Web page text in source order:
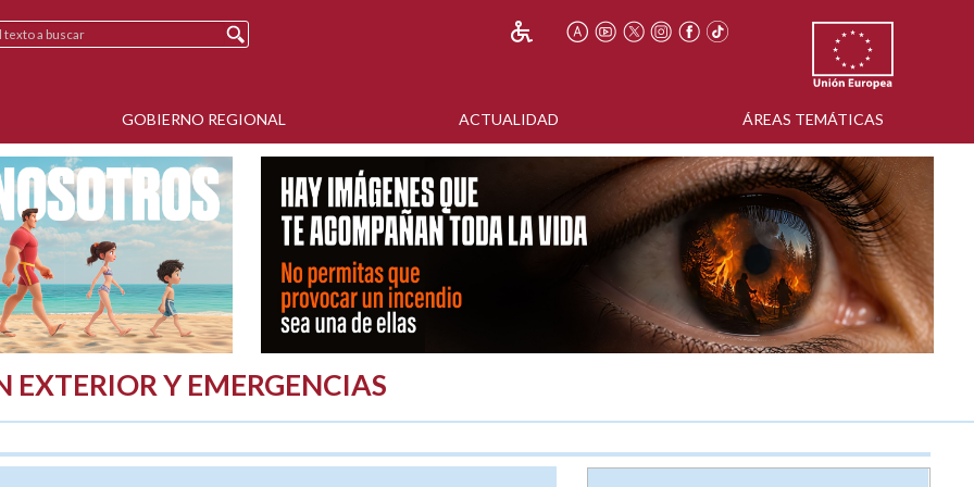
GOBIERNO REGIONAL ACTUALIDAD ÁREAS TEMÁTICAS
Y EMERGENCIAS